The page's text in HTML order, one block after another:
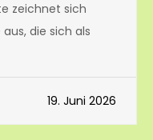
zeichnet sich
die sich als
19. Juni 2026